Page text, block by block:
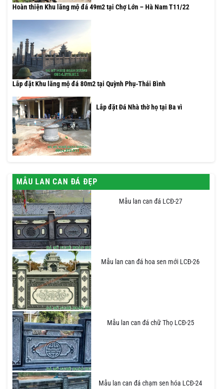
Hoàn thiện Khu lăng mộ đá 49m2 tại Chợ Lớn – Hà Nam T11/22
Lắp đặt Khu lăng mộ đá 80m2 tại Quỳnh Phụ-Thái Bình
Lắp đặt Đá Nhà thờ họ tại Ba vì
MẪU LAN CAN ĐÁ ĐẸP
Mẫu lan can đá LCĐ-27
Mẫu lan can đá hoa sen mới LCĐ-26
Mẫu lan can đá chữ Thọ LCĐ-25
Mẫu lan can đá chạm sen hóa LCĐ-24